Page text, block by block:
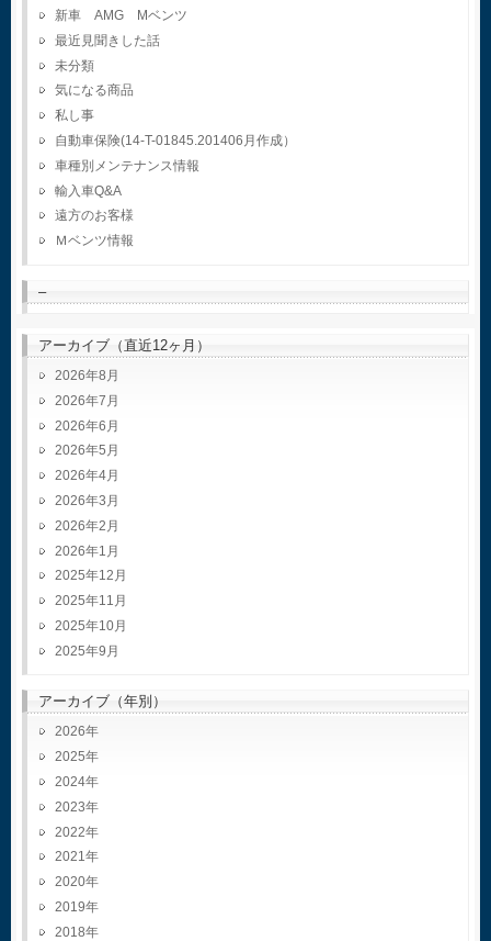
新車 AMG Mベンツ
最近見聞きした話
未分類
気になる商品
私し事
自動車保険(14-T-01845.201406月作成）
車種別メンテナンス情報
輸入車Q&A
遠方のお客様
Ｍベンツ情報
–
アーカイブ（直近12ヶ月）
2026年8月
2026年7月
2026年6月
2026年5月
2026年4月
2026年3月
2026年2月
2026年1月
2025年12月
2025年11月
2025年10月
2025年9月
アーカイブ（年別）
2026
2025
2024
2023
2022
2021
2020
2019
2018